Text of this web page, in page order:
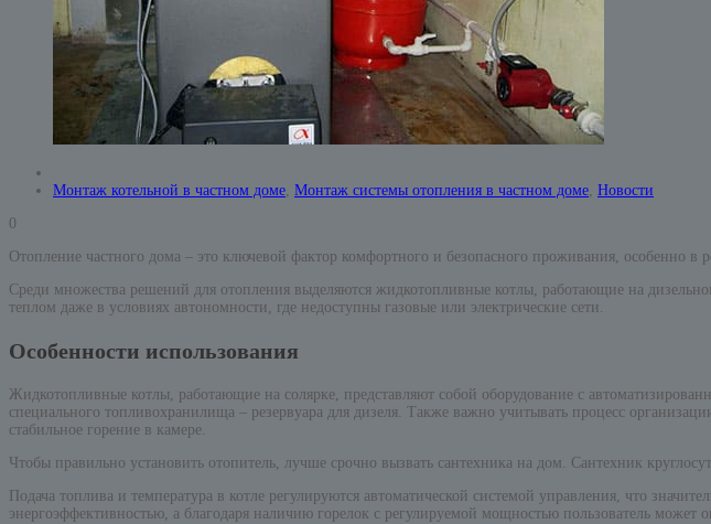
Монтаж котельной в частном доме, Монтаж системы отопления в частном доме, Новости
0
Отопление частного дома – это ключевой фактор комфортного и безопасного проживания, особенно в
Среди множества решений для отопления выделяются жидкотопливные котлы, работающие на
теплом даже в условиях автономности, где недоступны газовые или электрические сети.
Особенности использования
Жидкотопливные котлы, работающие на солярке, представляют собой оборудование с
специального топливохранилища – резервуара для дизеля. Также важно учитывать процесс
стабильное горение в камере.
Чтобы правильно установить отопитель, лучше срочно вызвать сантехника на дом. Сантехник
Подача топлива и температура в котле регулируются автоматической системой управления, что
энергоэффективностью, а благодаря наличию горелок с регулируемой мощностью пользователь